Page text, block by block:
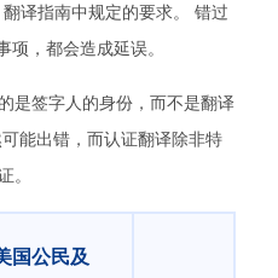
译指南中规定的要求。 错过
项，都会造成延误。
是签字人的身份，而不是翻译
能出错，而认证翻译除非特
。
国公民及